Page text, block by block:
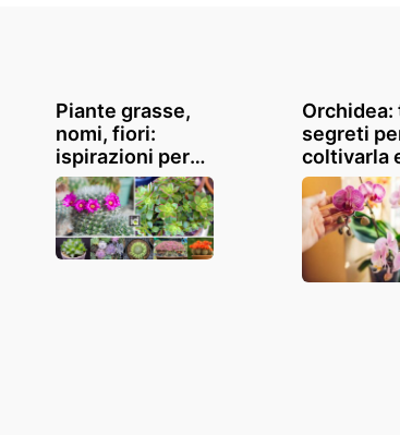
Piante grasse,
nomi, fiori:
ispirazioni per
un tocco esotico
in casa e
giardino
segreti
coltivarla
specie
al mondo